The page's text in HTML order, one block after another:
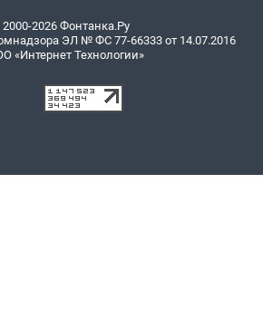
2026 Фонтанка.Ру
ЭЛ № ФС 77-66333 от 14.07.2016
«Интернет Технологии»